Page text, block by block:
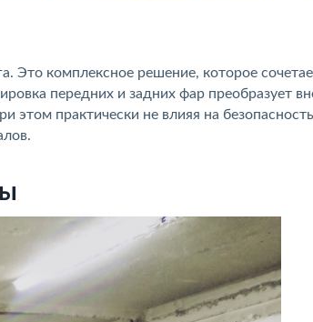
Это комплексное решение, которое
передних и задних фар преобразует
этом практически не влияя на безопасность